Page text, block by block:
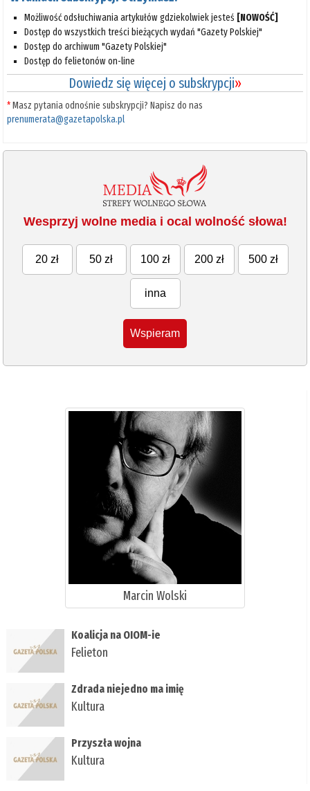
Możliwość odsłuchiwania artykułów gdziekolwiek jesteś [NOWOŚĆ]
Dostęp do wszystkich treści bieżących wydań "Gazety Polskiej"
Dostęp do archiwum "Gazety Polskiej"
Dostęp do felietonów on-line
Dowiedz się więcej o subskrypcji»
*Masz pytania odnośnie subskrypcji? Napisz do nas
prenumerata@gazetapolska.pl
Wesprzyj wolne media i ocal wolność słowa!
20 zł 50 zł 100 zł 200 zł 500 zł
inna
Wspieram
Marcin Wolski
Koalicja na OIOM-ie
Felieton
Zdrada niejedno ma imię
Kultura
Przyszła wojna
Kultura